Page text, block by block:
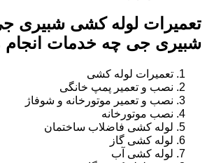
تعمیرات لوله کشی شبیری
شبیری جی چه خدمات
تعمیرات لوله کشی
نصب و تعمیر پمپ خانگی
نصب و تعمیر موتورخانه و شوفاژ
نصب موتورخانه
لوله کشی فاضلاب ساختمان
لوله کشی گاز
لوله کشی آب